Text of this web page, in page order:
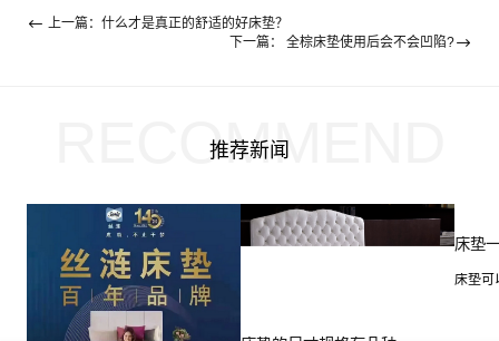
上一篇：什么才是真正的舒适的好床垫？
下一篇： 全棕床垫使用后会不会凹陷?
推荐新闻
RECOMMEND
床垫